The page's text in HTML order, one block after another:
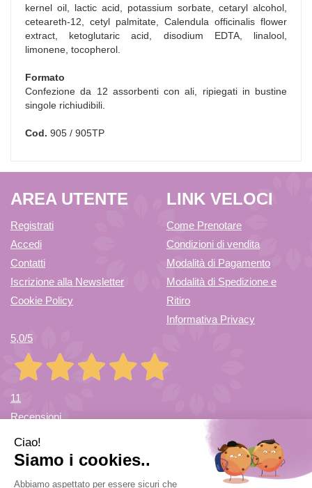
kernel oil, lactic acid, potassium sorbate, cetaryl alcohol,
ceteareth-12, cetyl palmitate, Calendula officinalis flower
extract, ketoglutaric acid, disodium EDTA, linalool,
limonene, tocopherol.
Formato
Confezione da 12 assorbenti con ali, ripiegati in bustine
singole richiudibili.
Cod. 905 / 905TP
AREA UTENTE
Registrati
Accedi
Contatti
Iscrizione alla Newsletter
Cookie Policy
LINK VELOCI
Come Prenotare
Condizioni di vendita
Modalità di Pagamento
Modalità di Spedizione e
Ritiro
Informativa Privacy
5,0/5
11
Recensioni
Farmacia di Cuvio Sas- via Vittorio Veneto 12/a 21030 Cuvio